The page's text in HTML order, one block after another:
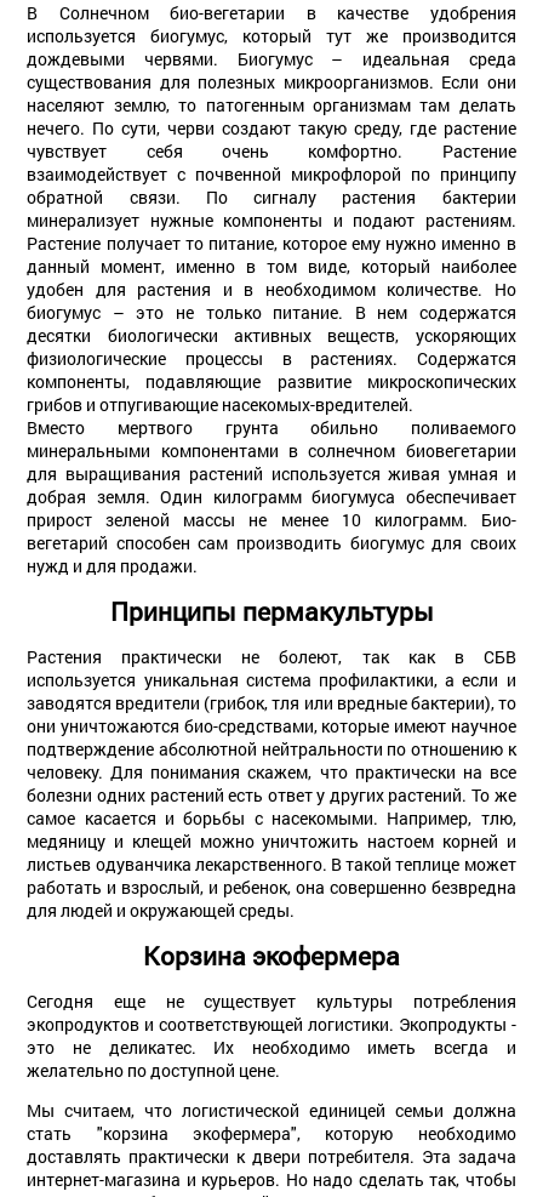
В Солнечном био-вегетарии в качестве удобрения
используется биогумус, который тут же производится
дождевыми червями. Биогумус – идеальная среда
существования для полезных микроорганизмов. Если они
населяют землю, то патогенным организмам там делать
нечего. По сути, черви создают такую среду, где растение
чувствует себя очень комфортно. Растение
взаимодействует с почвенной микрофлорой по принципу
обратной связи. По сигналу растения бактерии
минерализует нужные компоненты и подают растениям.
Растение получает то питание, которое ему нужно именно в
данный момент, именно в том виде, который наиболее
удобен для растения и в необходимом количестве. Но
биогумус – это не только питание. В нем содержатся
десятки биологически активных веществ, ускоряющих
физиологические процессы в растениях. Содержатся
компоненты, подавляющие развитие микроскопических
грибов и отпугивающие насекомых-вредителей.
Вместо мертвого грунта обильно поливаемого
минеральными компонентами в солнечном биовегетарии
для выращивания растений используется живая умная и
добрая земля. Один килограмм биогумуса обеспечивает
прирост зеленой массы не менее 10 килограмм. Био-
вегетарий способен сам производить биогумус для своих
нужд и для продажи.
Принципы пермакультуры
Растения практически не болеют, так как в СБВ
используется уникальная система профилактики, а если и
заводятся вредители (грибок, тля или вредные бактерии), то
они уничтожаются био-средствами, которые имеют научное
подтверждение абсолютной нейтральности по отношению к
человеку. Для понимания скажем, что практически на все
болезни одних растений есть ответ у других растений. То же
самое касается и борьбы с насекомыми. Например, тлю,
медяницу и клещей можно уничтожить настоем корней и
листьев одуванчика лекарственного. В такой теплице может
работать и взрослый, и ребенок, она совершенно безвредна
для людей и окружающей среды.
Корзина экофермера
Сегодня еще не существует культуры потребления
экопродуктов и соответствующей логистики. Экопродукты -
это не деликатес. Их необходимо иметь всегда и
желательно по доступной цене.
Мы считаем, что логистической единицей семьи должна
стать "корзина экофермера", которую необходимо
доставлять практически к двери потребителя. Эта задача
интернет-магазина и курьеров. Но надо сделать так, чтобы